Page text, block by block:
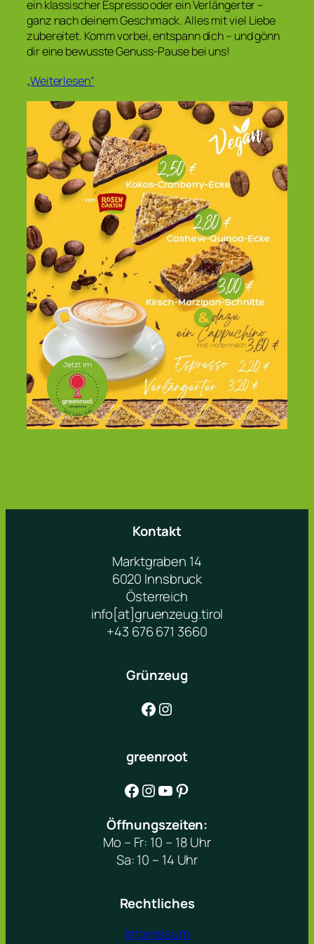
ein klassischer Espresso oder ein Verlängerter –
ganz nach deinem Geschmack. Alles mit viel Liebe
zubereitet. Komm vorbei, entspann dich – und gönn
dir eine bewusste Genuss-Pause bei uns!
„Weiterlesen“
Kontakt
Marktgraben 14
6020 Innsbruck
Österreich
info[at]gruenzeug.tirol
+43 676 671 3660
Grünzeug
Facebook Instagram
greenroot
Facebook Instagram YouTube Pinterest
Öffnungszeiten:
Mo – Fr: 10 – 18 Uhr
Sa: 10 – 14 Uhr
Rechtliches
Impressum